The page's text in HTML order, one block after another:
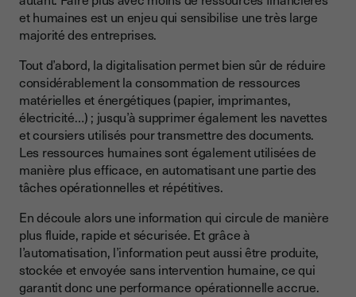
et humaines est un enjeu qui sensibilise une très large
majorité des entreprises.
Tout d’abord, la digitalisation permet bien sûr de réduire
considérablement la consommation de ressources
matérielles et énergétiques (papier, imprimantes,
électricité…) ; jusqu’à supprimer également les navettes
et coursiers utilisés pour transmettre des documents.
Les ressources humaines sont également utilisées de
manière plus efficace, en automatisant une partie des
tâches opérationnelles et répétitives.
En découle alors une information qui circule de manière
plus fluide, rapide et sécurisée. Et grâce à
l’automatisation, l’information peut aussi être produite,
stockée et envoyée sans intervention humaine, ce qui
garantit donc une performance opérationnelle accrue.